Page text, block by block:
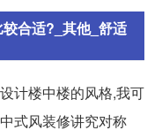
合适?_其他_舒适
计楼中楼的风格,我可
式风装修讲究对称